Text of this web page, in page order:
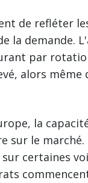
de refléter
la demande.
par
alors
la
sur le
certaines